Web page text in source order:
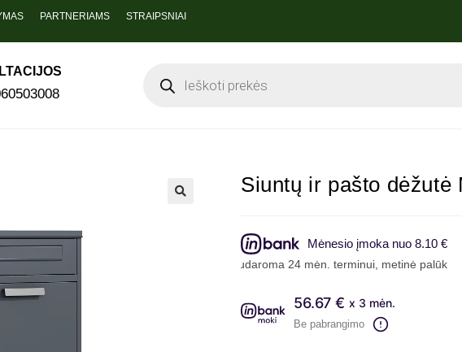
PARTNERIAMS STRAIPSNIAI
Siuntų ir pašto dėžutė
Mėnesio įmoka nuo 8.10 €
170.00 EUR, kai sutartis sudaroma 24 mėn. terminui, metinė palūkanų norma –
56.67 € x 3 mėn.
Be pabrangimo